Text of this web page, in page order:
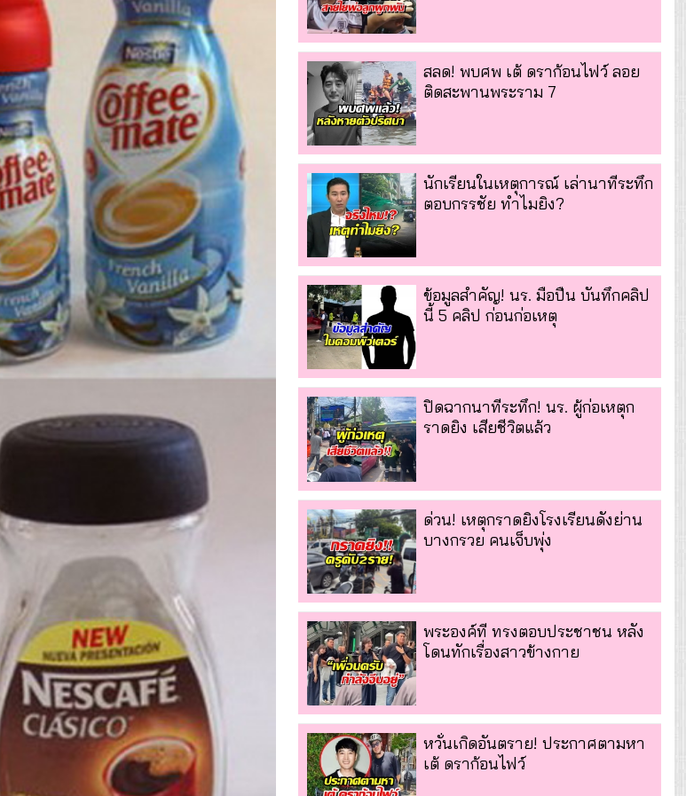
สลด! พบศพ เต้ ดราก้อนไฟว์ ลอย
ติดสะพานพระราม 7
นักเรียนในเหตุการณ์ เล่านาทีระทึก
ตอบกรรชัย ทำไมยิง?
ข้อมูลสำคัญ! นร. มือปืน บันทึกคลิป
นี้ 5 คลิป ก่อนก่อเหตุ
ปิดฉากนาทีระทึก! นร. ผู้ก่อเหตุก
ราดยิง เสียชีวิตแล้ว
ด่วน! เหตุกราดยิงโรงเรียนดังย่าน
บางกรวย คนเจ็บพุ่ง
พระองค์ที ทรงตอบประชาชน หลัง
โดนทักเรื่องสาวข้างกาย
หวั่นเกิดอันตราย! ประกาศตามหา
เต้ ดราก้อนไฟว์